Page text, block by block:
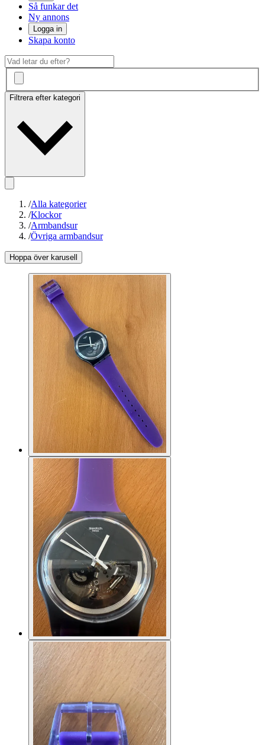
Så funkar det
Ny annons
Logga in
Skapa konto
Filtrera efter kategori
/Alla kategorier
/Klockor
/Armbandsur
/Övriga armbandsur
Hoppa över karusell